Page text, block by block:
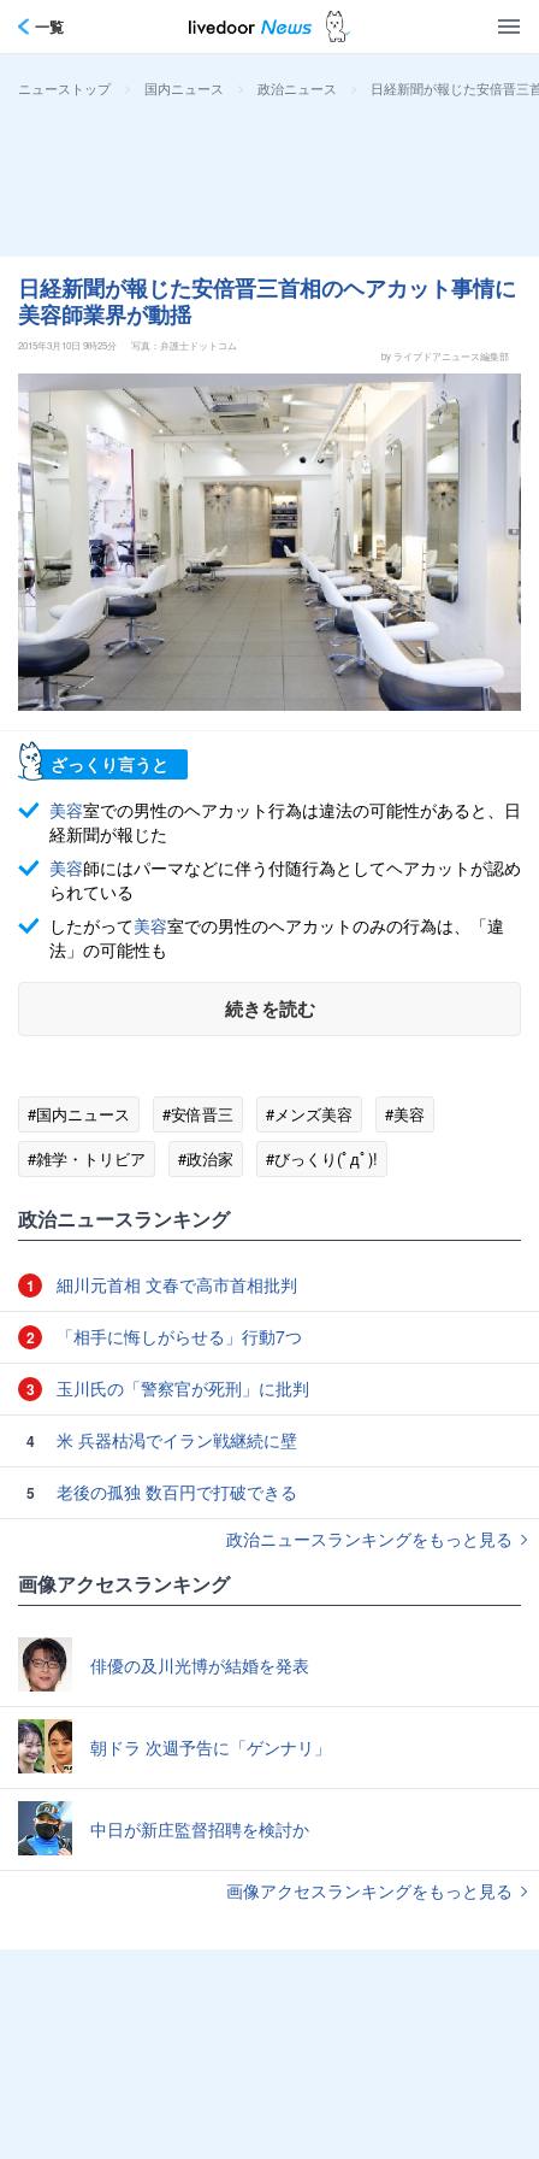
一覧
ニューストップ > 国内ニュース > 政治ニュース > 日経新聞が報じた安倍晋三
日経新聞が報じた安倍晋三首相のヘアカット事情に
美容師業界が動揺
2015年3月10日 9時25分
写真：弁護士ドットコム
by ライブドアニュース編集部
ざっくり言うと
美容室での男性のヘアカット行為は違法の可能性があると、日
経新聞が報じた
美容師にはパーマなどに伴う付随行為としてヘアカットが認め
られている
したがって美容室での男性のヘアカットのみの行為は、「違
法」の可能性も
続きを読む
#国内ニュース #安倍晋三 #メンズ美容
#美容
#雑学・トリビア
#政治家 #びっくり(ﾟдﾟ)!
政治ニュースランキング
1 細川元首相 文春で高市首相批判
2 「相手に悔しがらせる」行動7つ
3 玉川氏の「警察官が死刑」に批判
4 米 兵器枯渇でイラン戦継続に壁
5
老後の孤独 数百円で打破できる
政治ニュースランキングをもっと見る
画像アクセスランキング
俳優の及川光博が結婚を発表
朝ドラ 次週予告に「ゲンナリ」
中日が新庄監督招聘を検討か
画像アクセスランキングをもっと見る